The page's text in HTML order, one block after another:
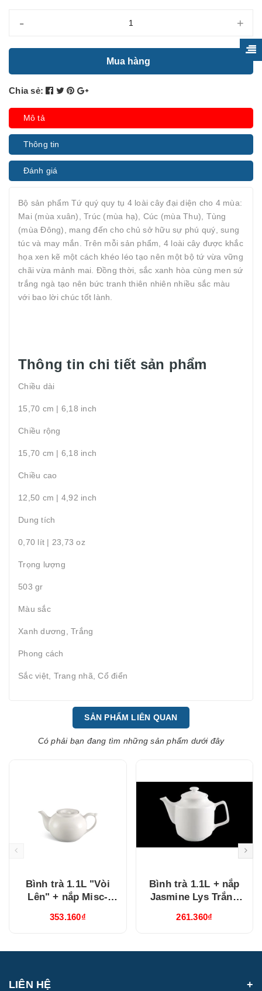
- +
Mua hàng
Chia sẻ:
Mô tả
Thông tin
Đánh giá
Bộ sản phẩm Tứ quý quy tụ 4 loài cây đại diện cho 4 mùa:
Mai (mùa xuân), Trúc (mùa hạ), Cúc (mùa Thu), Tùng
(mùa Đông), mang đến cho chủ sở hữu sự phú quý, sung
túc và may mắn. Trên mỗi sản phẩm, 4 loài cây được khắc
họa xen kẽ một cách khéo léo tạo nên một bộ tứ vừa vững
chãi vừa mảnh mai. Đồng thời, sắc xanh hòa cùng men sứ
trắng ngà tạo nên bức tranh thiên nhiên nhiều sắc màu
với bao lời chúc tốt lành.
Thông tin chi tiết sản phẩm
Chiều dài
15,70 cm | 6,18 inch
Chiều rộng
15,70 cm | 6,18 inch
Chiều cao
12,50 cm | 4,92 inch
Dung tích
0,70 lít | 23,73 oz
Trọng lượng
503 gr
Màu sắc
Xanh dương, Trắng
Phong cách
Sắc việt, Trang nhã, Cổ điển
SẢN PHẨM LIÊN QUAN
Có phải bạn đang tìm những sản phẩm dưới đây
Bình trà 1.1L "Vòi
Lên" + nắp Misc-
(011129000)
353.160₫
Bình trà 1.1L + nắp
Jasmine Lys Trắng
261.360₫
LIÊN HỆ